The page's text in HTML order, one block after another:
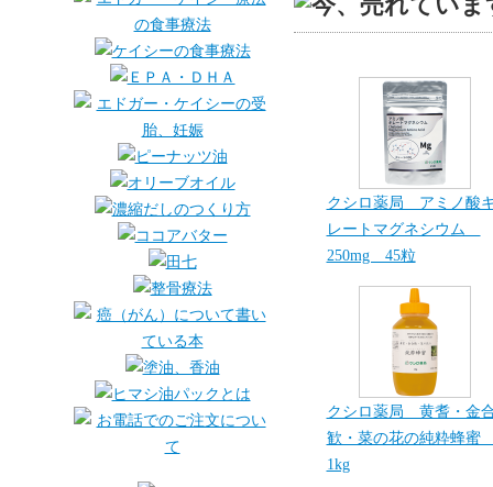
クシロ薬局 アミノ酸
レートマグネシウム
250mg 45粒
クシロ薬局 黄耆・金
歓・菜の花の純粋蜂
1kg